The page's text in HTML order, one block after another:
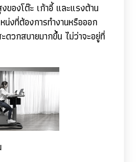
ของโต๊ะ เก้าอี้ และแรงต้าน
งที่ต้องการทำงานหรือออก
ดวกสบายมากขึ้น ไม่ว่าจะอยู่ที่